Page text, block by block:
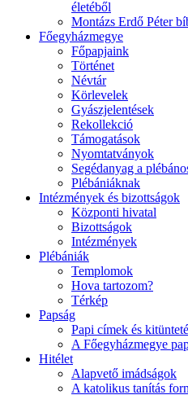
életéből
Montázs Erdő Péter
Főegyházmegye
Főpapjaink
Történet
Névtár
Körlevelek
Gyászjelentések
Rekollekció
Támogatások
Nyomtatványok
Segédanyag a
Plébániáknak
Intézmények és bizottságok
Központi hivatal
Bizottságok
Intézmények
Plébániák
Templomok
Hova tartozom?
Térkép
Papság
Papi címek és
A Főegyházmegye
Hitélet
Alapvető imádságok
A katolikus tanítás